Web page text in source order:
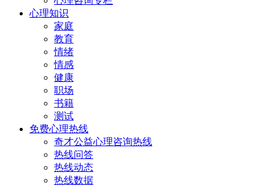
心理知识
家庭
教育
情绪
情感
健康
职场
书籍
测试
免费心理热线
奇才公益心理咨询热线
热线问答
热线动态
热线数据